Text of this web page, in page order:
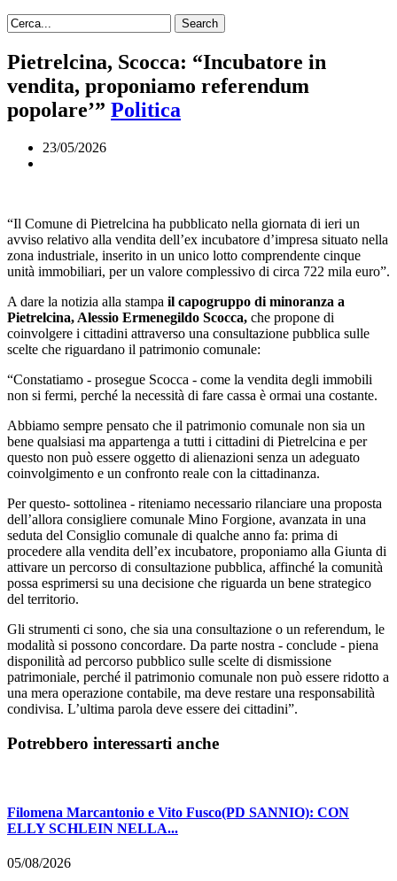
Pietrelcina, Scocca: “Incubatore in
vendita, proponiamo referendum
popolare’” Politica
23/05/2026
“Il Comune di Pietrelcina ha pubblicato nella giornata di ieri un
avviso relativo alla vendita dell’ex incubatore d’impresa situato nella
zona industriale, inserito in un unico lotto comprendente cinque
unità immobiliari, per un valore complessivo di circa 722 mila euro”.
A dare la notizia alla stampa il capogruppo di minoranza a
Pietrelcina, Alessio Ermenegildo Scocca, che propone di
coinvolgere i cittadini attraverso una consultazione pubblica sulle
scelte che riguardano il patrimonio comunale:
“Constatiamo - prosegue Scocca - come la vendita degli immobili
non si fermi, perché la necessità di fare cassa è ormai una costante.
Abbiamo sempre pensato che il patrimonio comunale non sia un
bene qualsiasi ma appartenga a tutti i cittadini di Pietrelcina e per
questo non può essere oggetto di alienazioni senza un adeguato
coinvolgimento e un confronto reale con la cittadinanza.
Per questo- sottolinea - riteniamo necessario rilanciare una proposta
dell’allora consigliere comunale Mino Forgione, avanzata in una
seduta del Consiglio comunale di qualche anno fa: prima di
procedere alla vendita dell’ex incubatore, proponiamo alla Giunta di
attivare un percorso di consultazione pubblica, affinché la comunità
possa esprimersi su una decisione che riguarda un bene strategico
del territorio.
Gli strumenti ci sono, che sia una consultazione o un referendum, le
modalità si possono concordare. Da parte nostra - conclude - piena
disponilità ad percorso pubblico sulle scelte di dismissione
patrimoniale, perché il patrimonio comunale non può essere ridotto a
una mera operazione contabile, ma deve restare una responsabilità
condivisa. L’ultima parola deve essere dei cittadini”.
Potrebbero interessarti anche
Filomena Marcantonio e Vito Fusco(PD SANNIO): CON
ELLY SCHLEIN NELLA...
05/08/2026